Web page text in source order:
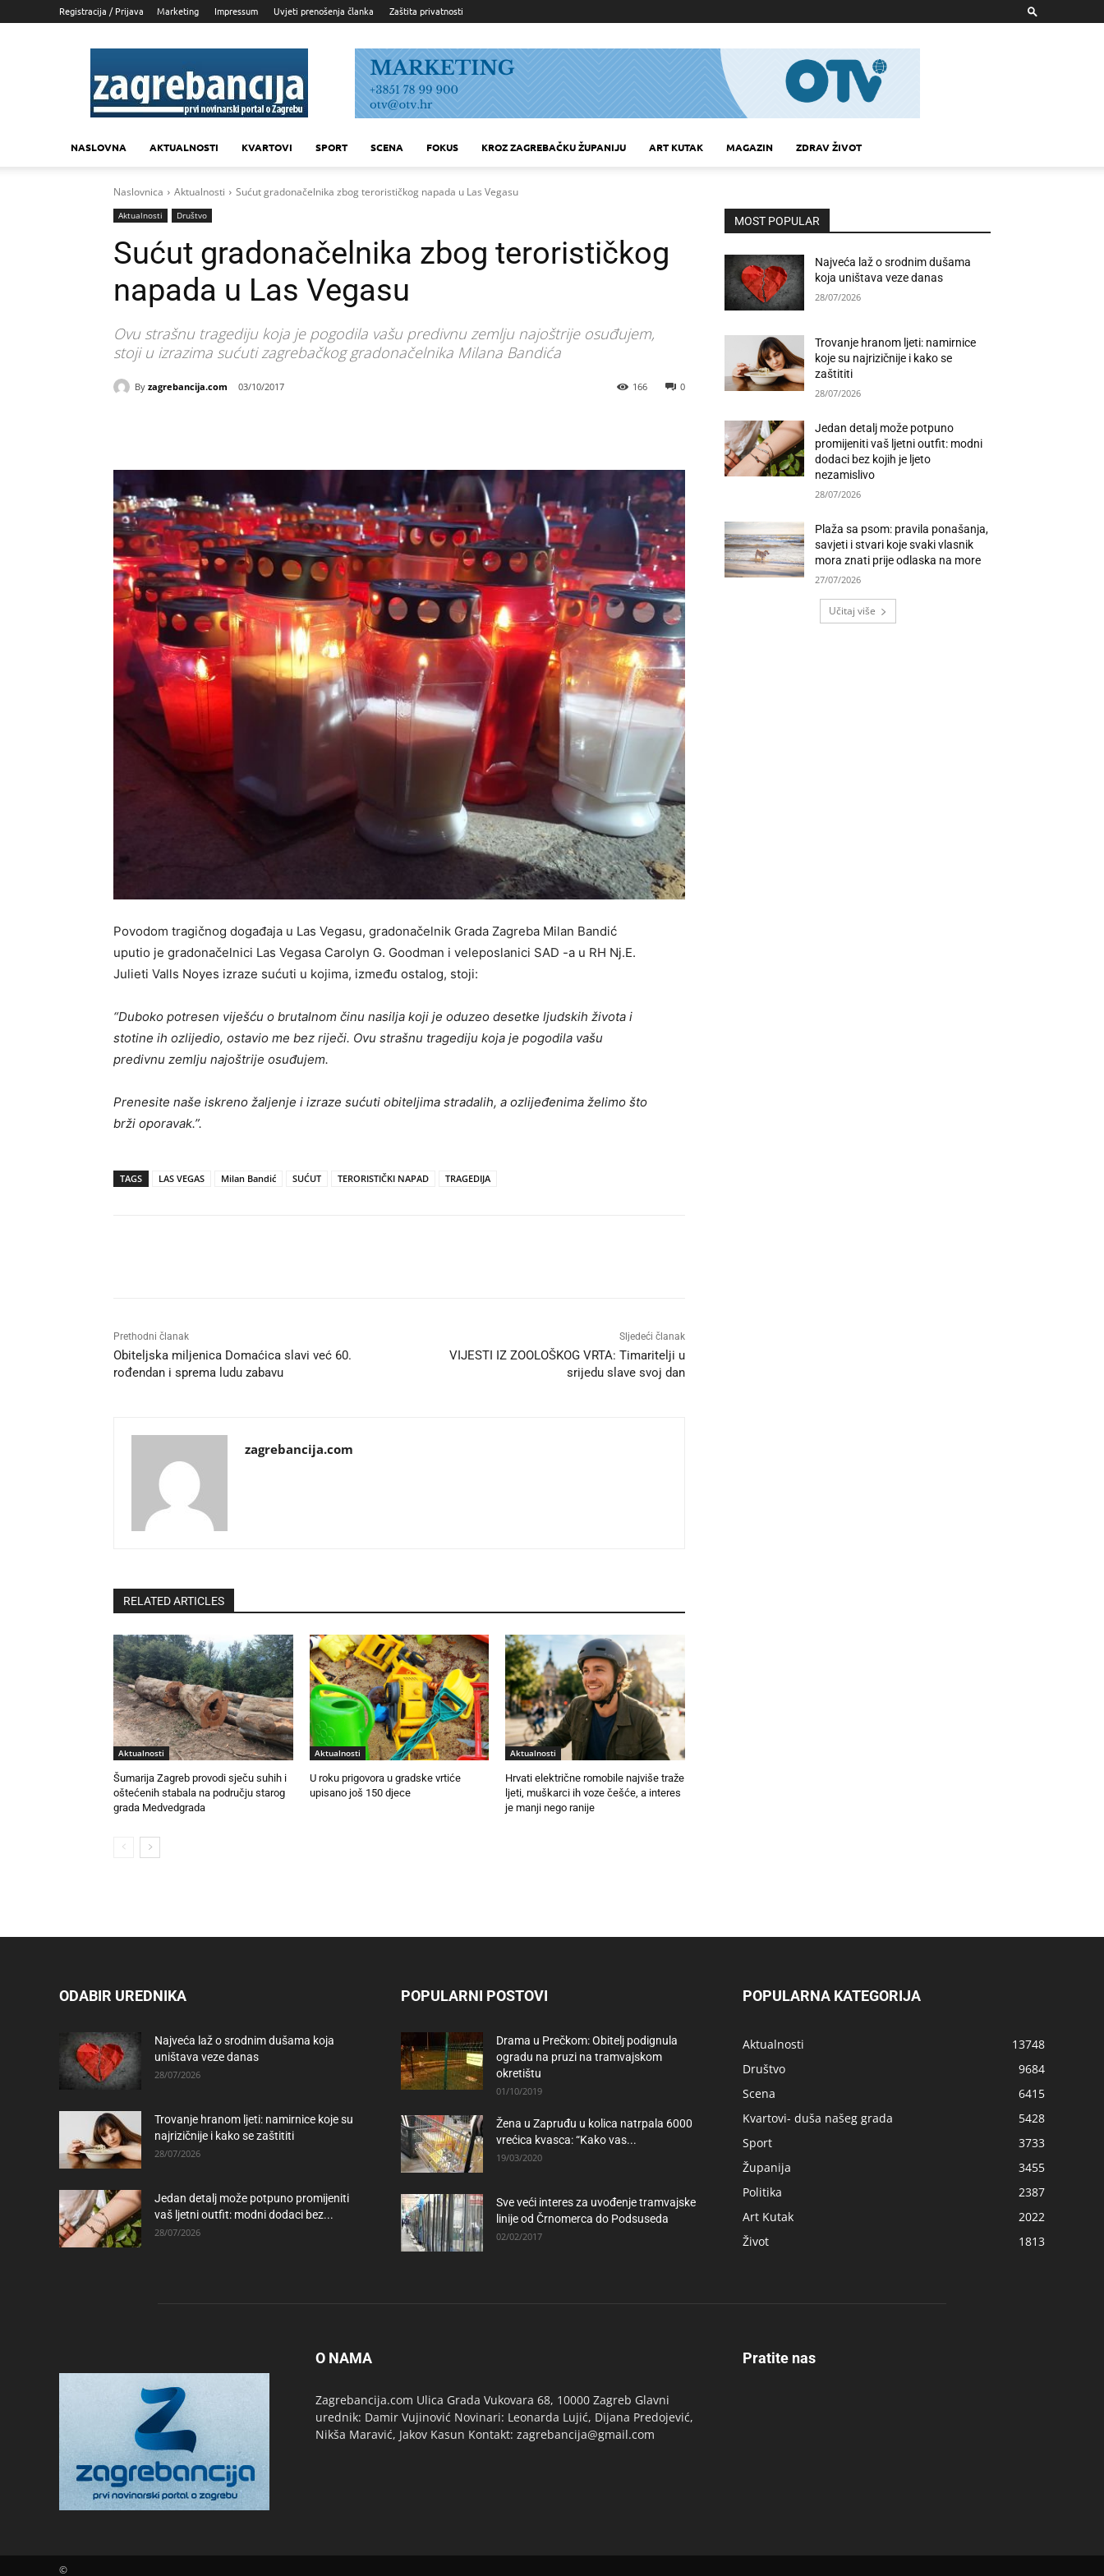
Registracija / Prijava Marketing Impressum Uvjeti prenošenja članka Zaštita privatnosti
Zagrebancija
NASLOVNA AKTUALNOSTI KVARTOVI SPORT SCENA FOKUS KROZ ZAGREBAČKU ŽUPANIJU ART KUTAK MAGAZIN ZDRAV ŽIVOT
Naslovnica Aktualnosti Sućut gradonačelnika zbog terorističkog napada u Las Vegasu
Aktualnosti Društvo
Sućut gradonačelnika zbog terorističkog
napada u Las Vegasu
Ovu strašnu tragediju koja je pogodila vašu predivnu zemlju najoštrije osuđujem,
stoji u izrazima sućuti zagrebačkog gradonačelnika Milana Bandića
By zagrebancija.com 03/10/2017 0
166
Povodom tragičnog događaja u Las Vegasu, gradonačelnik Grada Zagreba Milan Bandić
uputio je gradonačelnici Las Vegasa Carolyn G. Goodman i veleposlanici SAD -a u RH Nj.E.
Julieti Valls Noyes izraze sućuti u kojima, između ostalog, stoji:
“Duboko potresen viješću o brutalnom činu nasilja koji je oduzeo desetke ljudskih života i
stotine ih ozlijedio, ostavio me bez riječi. Ovu strašnu tragediju koja je pogodila vašu
predivnu zemlju najoštrije osuđujem.
Prenesite naše iskreno žaljenje i izraze sućuti obiteljima stradalih, a ozlijeđenima želimo što
brži oporavak.”.
TAGS LAS VEGAS Milan Bandić SUĆUT TERORISTIČKI NAPAD TRAGEDIJA
Prethodni članak
Obiteljska miljenica Domaćica slavi već 60.
rođendan i sprema ludu zabavu
Sljedeći članak
VIJESTI IZ ZOOLOŠKOG VRTA: Timaritelji u
srijedu slave svoj dan
zagrebancija.com
RELATED ARTICLES
Aktualnosti
Šumarija Zagreb provodi sječu suhih i
oštećenih stabala na području starog
grada Medvedgrada
Aktualnosti
U roku prigovora u gradske vrtiće
upisano još 150 djece
Aktualnosti
Hrvati električne romobile najviše traže
ljeti, muškarci ih voze češće, a interes
je manji nego ranije
MOST POPULAR
Najveća laž o srodnim dušama
koja uništava veze danas
28/07/2026
Trovanje hranom ljeti: namirnice
koje su najrizičnije i kako se
zaštititi
28/07/2026
Jedan detalj može potpuno
promijeniti vaš ljetni outfit: modni
dodaci bez kojih je ljeto
nezamislivo
28/07/2026
Plaža sa psom: pravila ponašanja,
savjeti i stvari koje svaki vlasnik
mora znati prije odlaska na more
27/07/2026
Učitaj više
ODABIR UREDNIKA
Najveća laž o srodnim dušama koja
uništava veze danas
28/07/2026
Trovanje hranom ljeti: namirnice koje su
najrizičnije i kako se zaštititi
28/07/2026
Jedan detalj može potpuno promijeniti
vaš ljetni outfit: modni dodaci bez...
28/07/2026
POPULARNI POSTOVI
Drama u Prečkom: Obitelj podignula
ogradu na pruzi na tramvajskom
okretištu
01/10/2019
Žena u Zapruđu u kolica natrpala 6000
vrećica kvasca: “Kako vas...
19/03/2020
Sve veći interes za uvođenje tramvajske
linije od Črnomerca do Podsuseda
02/02/2017
POPULARNA KATEGORIJA
Aktualnosti
13748
Društvo
9684
Scena
6415
Kvartovi- duša našeg grada
5428
Sport
3733
Županija
3455
Politika
2387
Art Kutak
2022
Život
1813
O NAMA
Zagrebancija.com Ulica Grada Vukovara 68, 10000 Zagreb Glavni
urednik: Damir Vujinović Novinari: Leonarda Lujić, Dijana Predojević,
Nikša Maravić, Jakov Kasun Kontakt: zagrebancija@gmail.com
Pratite nas
©